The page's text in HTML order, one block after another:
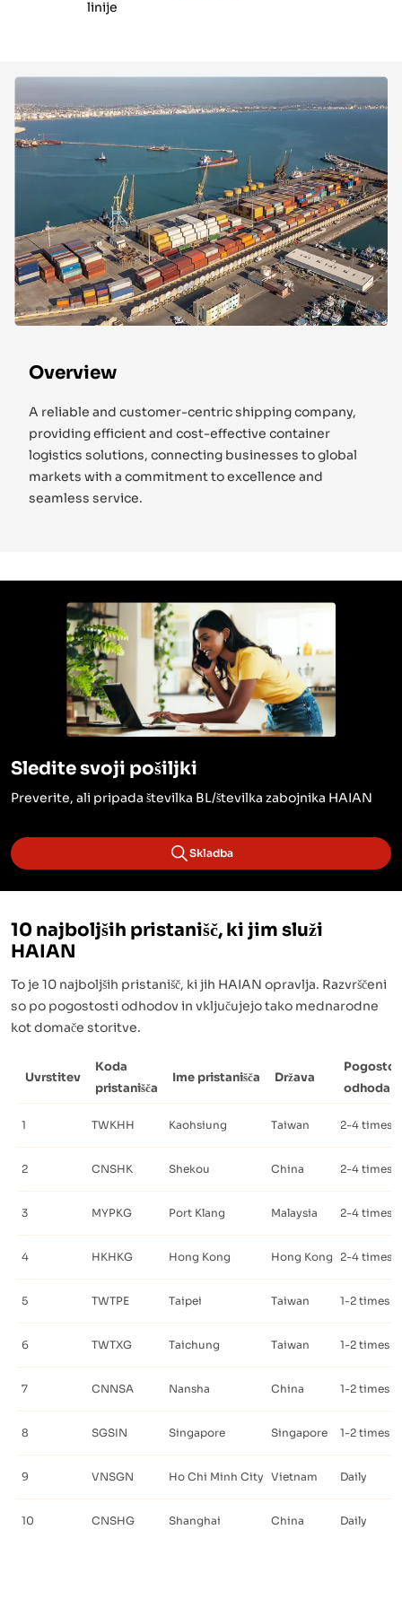
linije
Overview
A reliable and customer-centric shipping company,
providing efficient and cost-effective container
logistics solutions, connecting businesses to global
markets with a commitment to excellence and
seamless service.
Sledite svoji pošiljki
Preverite, ali pripada številka BL/številka zabojnika HAIAN
Skladba
10 najboljših pristanišč, ki jim služi
HAIAN
To je 10 najboljših pristanišč, ki jih HAIAN opravlja. Razvrščeni
so po pogostosti odhodov in vključujejo tako mednarodne
kot domače storitve.
Uvrstitev
Koda
pristanišča
Ime pristanišča Država
odhoda
1 TWKHH Kaohsiung Taiwan 2-4 times
2 CNSHK Shekou China 2-4 times
3 MYPKG Port Klang Malaysia 2-4 times
4 HKHKG Hong Kong Hong Kong 2-4 times
5 TWTPE Taipei Taiwan 1-2 times a
6 TWTXG Taichung Taiwan 1-2 times a
7 CNNSA Nansha China 1-2 times a
8 SGSIN Singapore Singapore 1-2 times a
9 VNSGN Ho Chi Minh City Vietnam Daily
10 CNSHG Shanghai China Daily